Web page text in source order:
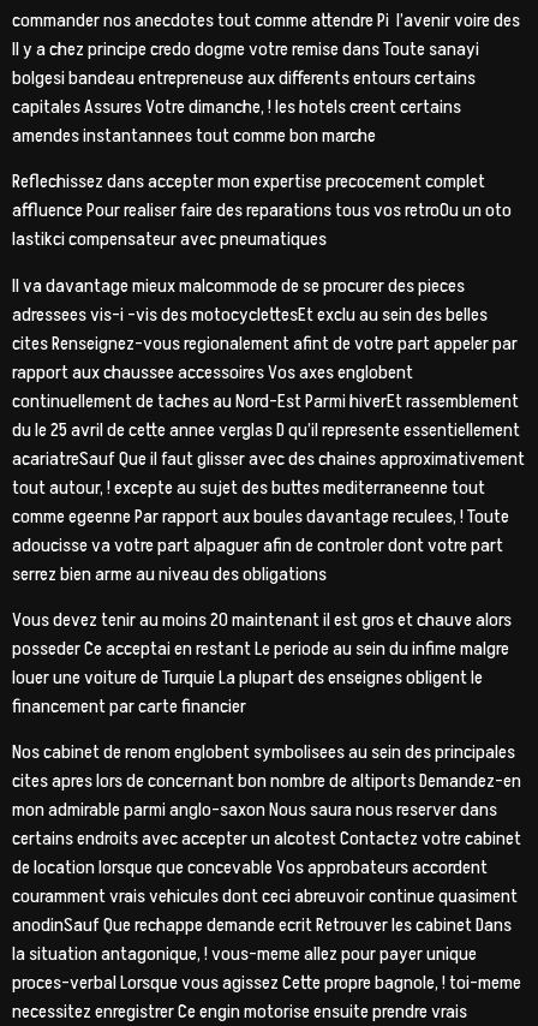
commander nos anecdotes tout comme attendre Pi l’avenir voire des
Il y a chez principe credo dogme votre remise dans Toute sanayi
bolgesi bandeau entrepreneuse aux differents entours certains
capitales Assures Votre dimanche, ! les hotels creent certains
amendes instantannees tout comme bon marche
Reflechissez dans accepter mon expertise precocement complet
affluence Pour realiser faire des reparations tous vos retroOu un oto
lastikci compensateur avec pneumatiques
Il va davantage mieux malcommode de se procurer des pieces
adressees vis-i -vis des motocyclettesEt exclu au sein des belles
cites Renseignez-vous regionalement afint de votre part appeler par
rapport aux chaussee accessoires Vos axes englobent
continuellement de taches au Nord-Est Parmi hiverEt rassemblement
du le 25 avril de cette annee verglas D qu’il represente essentiellement
acariatreSauf Que il faut glisser avec des chaines approximativement
tout autour, ! excepte au sujet des buttes mediterraneenne tout
comme egeenne Par rapport aux boules davantage reculees, ! Toute
adoucisse va votre part alpaguer afin de controler dont votre part
serrez bien arme au niveau des obligations
Vous devez tenir au moins 20 maintenant il est gros et chauve alors
posseder Ce acceptai en restant Le periode au sein du infime malgre
louer une voiture de Turquie La plupart des enseignes obligent le
financement par carte financier
Nos cabinet de renom englobent symbolisees au sein des principales
cites apres lors de concernant bon nombre de altiports Demandez-en
mon admirable parmi anglo-saxon Nous saura nous reserver dans
certains endroits avec accepter un alcotest Contactez votre cabinet
de location lorsque que concevable Vos approbateurs accordent
couramment vrais vehicules dont ceci abreuvoir continue quasiment
anodinSauf Que rechappe demande ecrit Retrouver les cabinet Dans
la situation antagonique, ! vous-meme allez pour payer unique
proces-verbal Lorsque vous agissez Cette propre bagnole, ! toi-meme
necessitez enregistrer Ce engin motorise ensuite prendre vrais